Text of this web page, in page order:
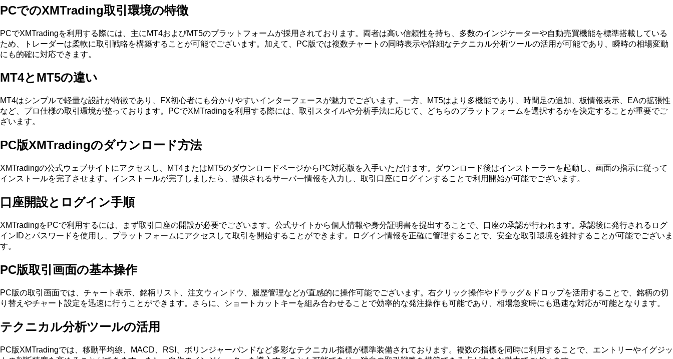
PCでのXMTrading取引環境の特徴
PCでXMTradingを利用する際には、主にMT4およびMT5のプラットフォームが採用されております。両者は高い信頼性を持ち、多数のインジケーターや自動売買機能を標準搭載している
ため、トレーダーは柔軟に取引戦略を構築することが可能でございます。加えて、PC版では複数チャートの同時表示や詳細なテクニカル分析ツールの活用が可能であり、瞬時の相場変動
にも的確に対応できます。
MT4とMT5の違い
MT4はシンプルで軽量な設計が特徴であり、FX初心者にも分かりやすいインターフェースが魅力でございます。一方、MT5はより多機能であり、時間足の追加、板情報表示、EAの拡張性
など、プロ仕様の取引環境が整っております。PCでXMTradingを利用する際には、取引スタイルや分析手法に応じて、どちらのプラットフォームを選択するかを決定することが重要でご
ざいます。
PC版XMTradingのダウンロード方法
XMTradingの公式ウェブサイトにアクセスし、MT4またはMT5のダウンロードページからPC対応版を入手いただけます。ダウンロード後はインストーラーを起動し、画面の指示に従って
インストールを完了させます。インストールが完了しましたら、提供されるサーバー情報を入力し、取引口座にログインすることで利用開始が可能でございます。
口座開設とログイン手順
XMTradingをPCで利用するには、まず取引口座の開設が必要でございます。公式サイトから個人情報や身分証明書を提出することで、口座の承認が行われます。承認後に発行されるログ
インIDとパスワードを使用し、プラットフォームにアクセスして取引を開始することができます。ログイン情報を正確に管理することで、安全な取引環境を維持することが可能でございま
す。
PC版取引画面の基本操作
PC版の取引画面では、チャート表示、銘柄リスト、注文ウィンドウ、履歴管理などが直感的に操作可能でございます。右クリック操作やドラッグ＆ドロップを活用することで、銘柄の切
り替えやチャート設定を迅速に行うことができます。さらに、ショートカットキーを組み合わせることで効率的な発注操作も可能であり、相場急変時にも迅速な対応が可能となります。
テクニカル分析ツールの活用
PC版XMTradingでは、移動平均線、MACD、RSI、ボリンジャーバンドなど多彩なテクニカル指標が標準装備されております。複数の指標を同時に利用することで、エントリーやイグジッ